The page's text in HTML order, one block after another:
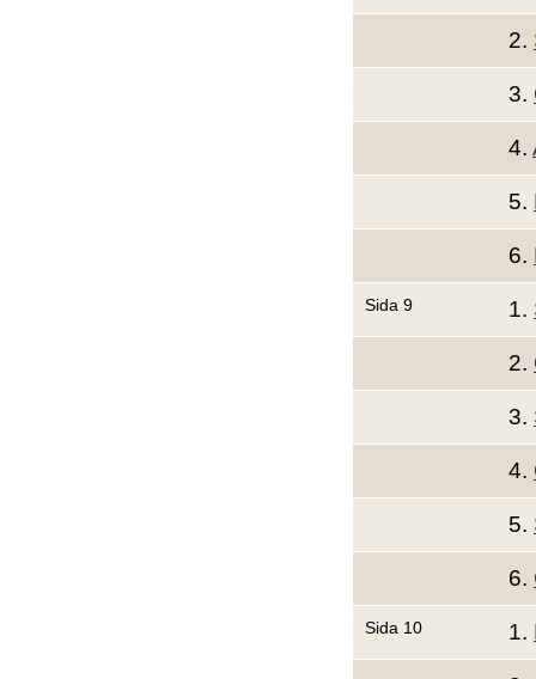
2.
3.
4.
5.
6.
Sida 9 1.
2.
3.
4.
5.
6.
Sida 10 1.